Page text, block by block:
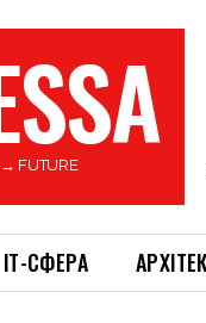
ІТ-СФЕРА